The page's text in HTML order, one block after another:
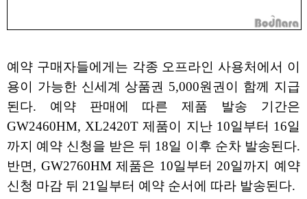
예약 구매자들에게는 각종 오프라인 사용처에서 이
용이 가능한 신세계 상품권 5,000원권이 함께 지급
된다. 예약 판매에 따른 제품 발송 기간은
GW2460HM, XL2420T 제품이 지난 10일부터 16일
까지 예약 신청을 받은 뒤 18일 이후 순차 발송된다.
반면, GW2760HM 제품은 10일부터 20일까지 예약
신청 마감 뒤 21일부터 예약 순서에 따라 발송된다.